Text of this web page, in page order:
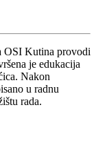
OSI Kutina provodi
je edukacija
Nakon
u radnu
rada.